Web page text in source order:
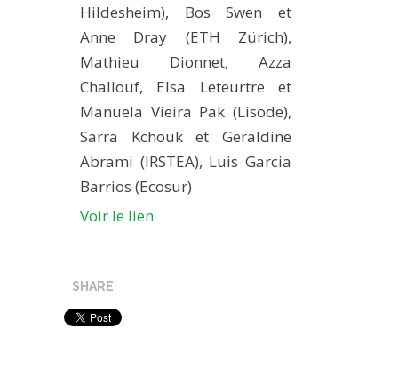
Hildesheim), Bos Swen et
Anne Dray (ETH Zürich),
Mathieu Dionnet, Azza
Challouf, Elsa Leteurtre et
Manuela Vieira Pak (Lisode),
Sarra Kchouk et Geraldine
Abrami (IRSTEA), Luis Garcia
Barrios (Ecosur)
Voir le lien
SHARE